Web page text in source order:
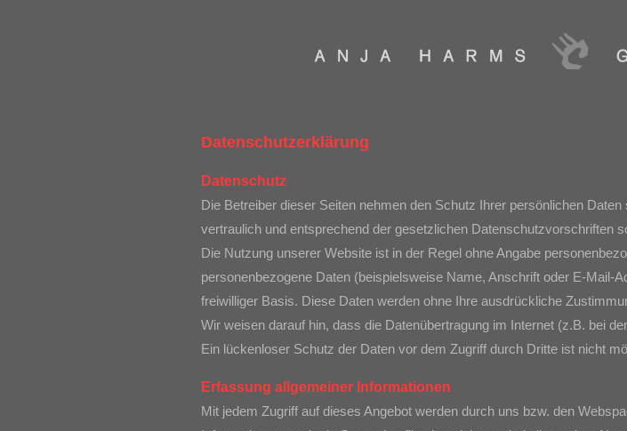
Datenschutzerklärung
Datenschutz
Die Betreiber dieser Seiten nehmen den Schutz Ihrer persönlichen
vertraulich und entsprechend der gesetzlichen Datenschutzvorschriften
Die Nutzung unserer Website ist in der Regel ohne Angabe
personenbezogene Daten (beispielsweise Name, Anschrift oder E-Mail-
freiwilliger Basis. Diese Daten werden ohne Ihre ausdrückliche
Wir weisen darauf hin, dass die Datenübertragung im Internet (z.B. bei
Ein lückenloser Schutz der Daten vor dem Zugriff durch Dritte ist nicht
Erfassung allgemeiner Informationen
Mit jedem Zugriff auf dieses Angebot werden durch uns bzw. den